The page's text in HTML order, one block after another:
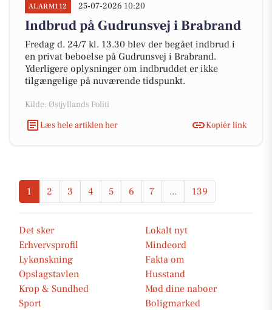
ALARM112 25-07-2026 10:20
Indbrud på Gudrunsvej i Brabrand
Fredag d. 24/7 kl. 13.30 blev der begået indbrud i
en privat beboelse på Gudrunsvej i Brabrand.
Yderligere oplysninger om indbruddet er ikke
tilgængelige på nuværende tidspunkt.
Kilde: Østjyllands Politi
Læs hele artiklen her
Kopiér link
1 2 3 4 5 6 7 ... 139
Det sker
Lokalt nyt
Erhvervsprofil
Mindeord
Lykønskning
Fakta om
Opslagstavlen
Husstand
Krop & Sundhed
Mød dine naboer
Sport
Boligmarked